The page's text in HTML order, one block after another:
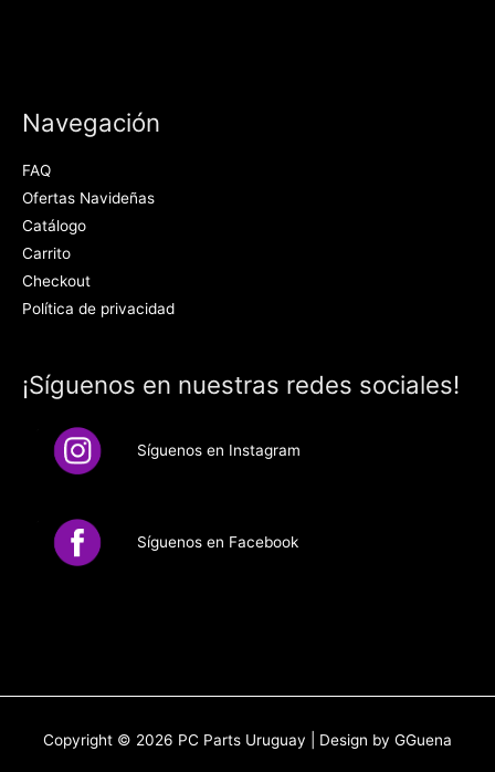
Navegación
FAQ
Ofertas Navideñas
Catálogo
Carrito
Checkout
Política de privacidad
¡Síguenos en nuestras redes sociales!
Síguenos en Instagram
Síguenos en Facebook
Copyright © 2026 PC Parts Uruguay | Design by GGuena